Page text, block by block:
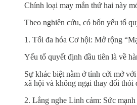
Chính loại may mắn thứ hai này
Theo nghiên cứu, có bốn yếu tố
1. Tối đa hóa Cơ hội: Mở rộng
Yếu tố quyết định đầu tiên là về
Sự khác biệt nằm ở tính cởi mở
xã hội và không ngại thay đổi thói
2. Lắng nghe Linh cảm: Sức